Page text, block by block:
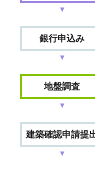
▼
銀行申込み
▼
地盤調査
▼
建築確認申請提
▼